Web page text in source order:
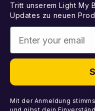
Kontakt
Fehlerhafte
Geschenkkarte
Demnächst erhältlich
Licht-Kits
DIY-Lichtpakete
Komponenten
Tritt unserem Light My
Updates zu neuen
Enter your email
Mit der Anmeldung